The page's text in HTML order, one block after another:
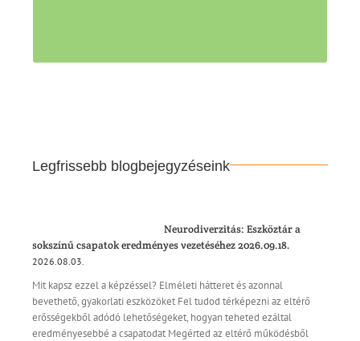
Legfrissebb blogbejegyzéseink
Neurodiverzitás: Eszköztár a
sokszínű csapatok eredményes vezetéséhez 2026.09.18.
2026.08.03.
Mit kapsz ezzel a képzéssel? Elméleti hátteret és azonnal
bevethető, gyakorlati eszközöket Fel tudod térképezni az eltérő
erősségekből adódó lehetőségeket, hogyan teheted ezáltal
eredményesebbé a csapatodat Megérted az eltérő működésből